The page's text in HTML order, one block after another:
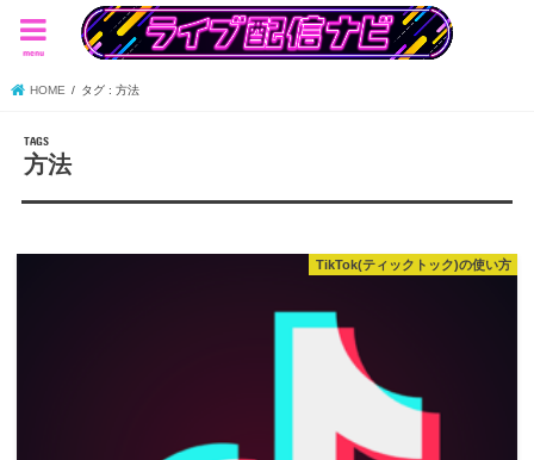
menu
HOME タグ : 方法
方法
TikTok(ティックトック)の使い方